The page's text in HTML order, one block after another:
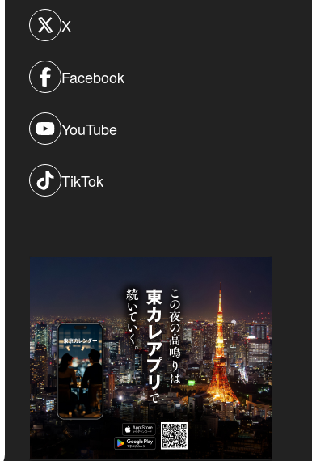
X
Facebook
YouTube
TikTok